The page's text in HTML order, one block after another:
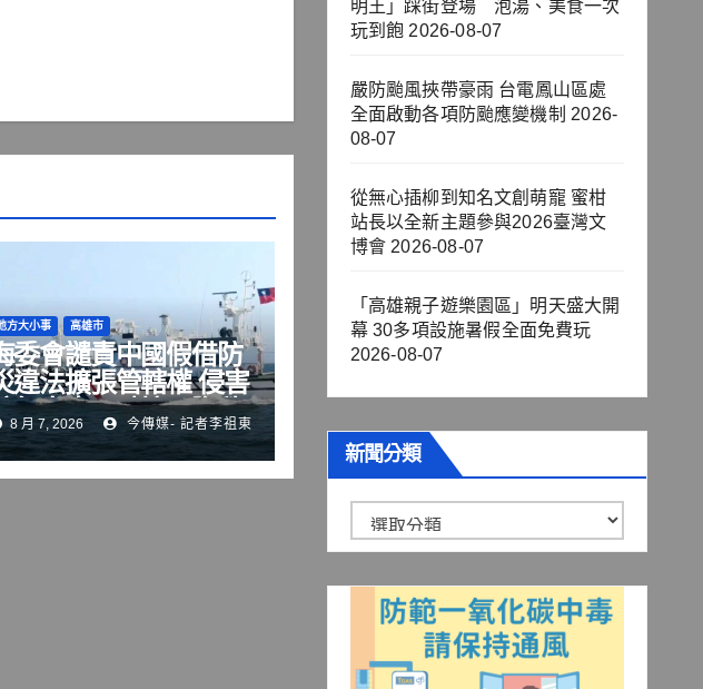
方大小事 高雄市
委會譴責中國假借防
違法擴張管轄權 侵害
行自由，破壞國際秩
8 月 7, 2026 今傳媒- 記者李祖東
明王」踩街登場 泡湯、美食一次
玩到飽 2026-08-07
嚴防颱風挾帶豪雨 台電鳳山區處
全面啟動各項防颱應變機制 2026-
08-07
從無心插柳到知名文創萌寵 蜜柑
站長以全新主題參與2026臺灣文
博會 2026-08-07
「高雄親子遊樂園區」明天盛大開
幕 30多項設施暑假全面免費玩
2026-08-07
新聞分類
聞
分